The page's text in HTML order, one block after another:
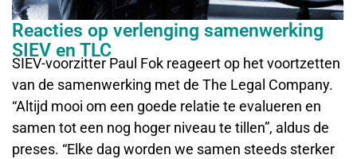
Reacties op verlenging samenwerking
SIEV en TLC
SIEV-voorzitter Paul Fok reageert op het voortzetten
van de samenwerking met de The Legal Company.
“Altijd mooi om een goede relatie te evalueren en
samen tot een nog hoger niveau te tillen”, aldus de
preses. “Elke dag worden we samen steeds sterker